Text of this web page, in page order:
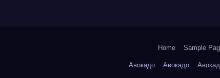
Home Sample
Авокадо Авокадо